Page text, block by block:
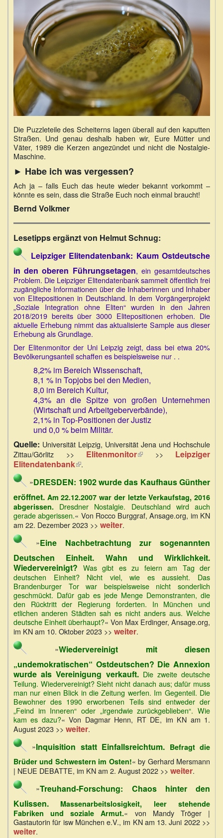
Die Puzzleteile des Scheiterns lagen überall auf den kaputten
Straßen. Und genau deshalb haben wir, Eure Mütter und
Väter, 1989 die Kerzen angezündet und nicht die Nostalgie-
Maschine.
► Habe ich was vergessen?
Ach ja – falls Euch das heute wieder bekannt vorkommt –
könnte es sein, dass die Straße Euch noch einmal braucht!
Bernd Volkmer
Lesetipps ergänzt von Helmut Schnug:
Leipziger Elitendatenbank: Kaum Ostdeutsche
in den oberen Führungsetagen, ein gesamtdeutsches
Problem. Die Leipziger Elitendatenbank sammelt öffentlich frei
zugängliche Informationen über die Inhaberinnen und Inhaber
von Elitepositionen in Deutschland. In dem Vorgängerprojekt
„Soziale Integration ohne Eliten“ wurden in den Jahren
2018/2019 bereits über 3000 Elitepositionen erhoben. Die
aktuelle Erhebung nimmt das aktualisierte Sample aus dieser
Erhebung als Grundlage.
Der Elitenmonitor der Uni Leipzig zeigt, dass bei etwa 20%
Bevölkerungsanteil schaffen es beispielsweise nur . .
8,2% im Bereich Wissenschaft,
8,1 % in Topjobs bei den Medien,
8,0 im Bereich Kultur,
4,3% an die Spitze von großen Unternehmen
(Wirtschaft und Arbeitgeberverbände),
2,1% in Top-Positionen der Justiz
und 0,0 % beim Militär.
Quelle: Universität Leipzig, Universität Jena und Hochschule
Zittau/Görlitz >> Elitenmonitor(Link>> Leipziger
Elitendatenbank(Link
extern)
.
»DRESDEN: 1902 wurde das Kaufhaus Günther
eröffnet. Am 22.12.2007 war der letzte Verkaufstag, 2016
abgerissen. Dresdner Nostalgie. Deutschland wird auch
gerade abgerissen.« Von Rocco Burggraf, Ansage.org, im KN
am 22. Dezember 2023 >> weiter.
»Eine Nachbetrachtung zur sogenannten
Deutschen Einheit. Wahn und Wirklichkeit.
Wiedervereinigt? Was gibt es zu feiern am Tag der
deutschen Einheit? Nicht viel, wie es aussieht. Das
Brandenburger Tor war beispielsweise nicht sonderlich
geschmückt. Dafür gab es jede Menge Demonstranten, die
den Rücktritt der Regierung forderten. In München und
etlichen anderen Städten sah es nicht anders aus. Welche
deutsche Einheit überhaupt?« Von Max Erdinger, Ansage.org,
im KN am 10. Oktober 2023 >> weiter.
»Wiedervereinigt mit diesen
„undemokratischen“ Ostdeutschen? Die Annexion
wurde als Vereinigung verkauft.Die zweite deutsche
Teilung. Wiedervereinigt? Sieht nicht danach aus; dafür muss
man nur einen Blick in die Zeitung werfen. Im Gegenteil. Die
Bewohner des 1990 erworbenen Teils sind entweder der
„Feind im Inneren“ oder „irgendwie zurückgeblieben“. Wie
kam es dazu?« Von Dagmar Henn, RT DE, im KN am 1.
August 2023 >> weiter.
»Inquisition statt Einfallsreichtum. Befragt die
Brüder und Schwestern im Osten!« by Gerhard Mersmann
| NEUE DEBATTE, im KN am 2. August 2022 >> weiter.
»Treuhand-Forschung: Chaos hinter den
Kulissen. Massenarbeitslosigkeit, leer stehende
Fabriken und soziale Armut.« von Mandy Tröger |
Gastautorin für isw München e.V., im KN am 13. Juni 2022 >>
weiter.